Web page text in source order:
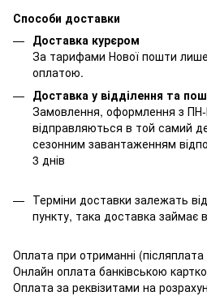
Способи доставки
Доставка курєром
За тарифами Нової пошти
оплатою.
Доставка у відділення та
Замовлення, оформлення з
відправляються в той самий
сезонним завантаженням
3 днів
Терміни доставки залежать
пункту, така доставка займає
Оплата при отриманні
Онлайн оплата банківською
Оплата за реквізитами на